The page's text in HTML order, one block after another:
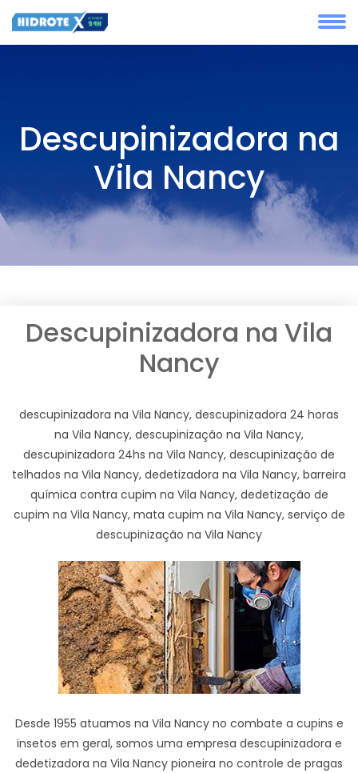
Descupinizadora na
Vila Nancy
Descupinizadora na Vila
Nancy
descupinizadora na Vila Nancy, descupinizadora 24 horas
na Vila Nancy, descupinização na Vila Nancy,
descupinizadora 24hs na Vila Nancy, descupinização de
telhados na Vila Nancy, dedetizadora na Vila Nancy, barreira
química contra cupim na Vila Nancy, dedetização de
cupim na Vila Nancy, mata cupim na Vila Nancy, serviço de
descupinização na Vila Nancy
Desde 1955 atuamos na Vila Nancy no combate a cupins e
insetos em geral, somos uma empresa descupinizadora e
dedetizadora na Vila Nancy pioneira no controle de pragas